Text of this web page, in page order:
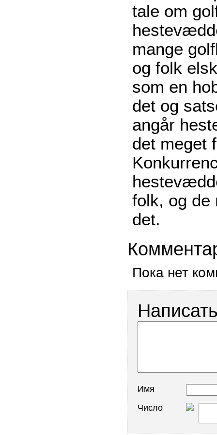
tale om
mange
og folk
som en
det og
angår
det meget
folk, og de
det.
Пока нет
Имя
Число